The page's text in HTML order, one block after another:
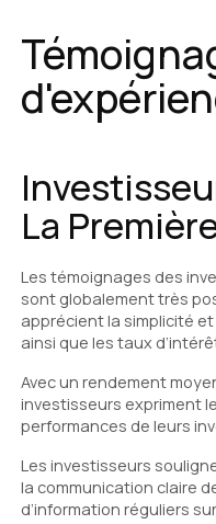
La
Les témoignages des
sont globalement très
apprécient la simplicité
ainsi que les taux
Avec un rendement
investisseurs expriment
performances de leurs
Les investisseurs
la communication claire
d’information réguliers